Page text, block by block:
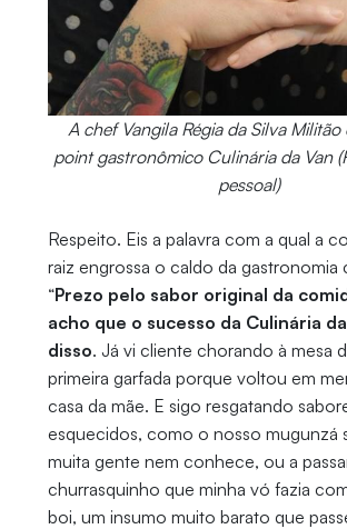
A chef Vangila Régia da Silva
point gastronômico Culinária da Van
pessoal)
Respeito. Eis a palavra com a qual a
raiz engrossa o caldo da gastronomia
“Prezo pelo sabor original da
acho que o sucesso da Culinária
disso. Já vi cliente chorando à mesa
primeira garfada porque voltou em
casa da mãe. E sigo resgatando
esquecidos, como o nosso mugunzá
muita gente nem conhece, ou a
churrasquinho que minha vó fazia
boi, um insumo muito barato que